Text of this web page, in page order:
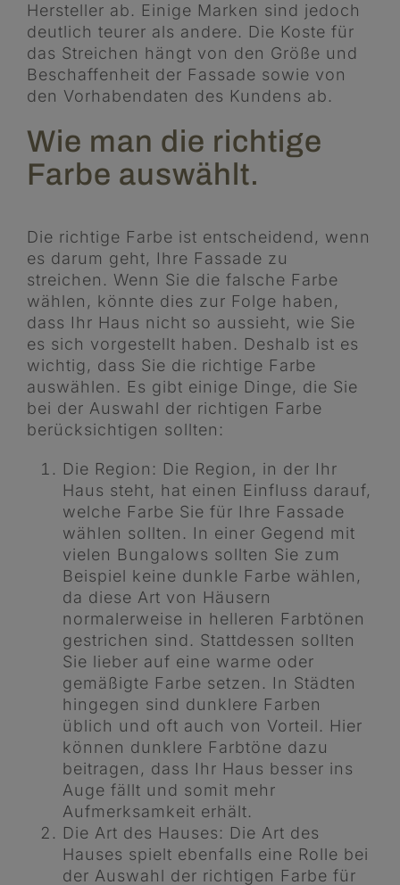
Hersteller ab. Einige Marken sind jedoch
deutlich teurer als andere. Die Koste für
das Streichen hängt von den Größe und
Beschaffenheit der Fassade sowie von
den Vorhabendaten des Kundens ab.
Wie man die richtige
Farbe auswählt.
Die richtige Farbe ist entscheidend, wenn
es darum geht, Ihre Fassade zu
streichen. Wenn Sie die falsche Farbe
wählen, könnte dies zur Folge haben,
dass Ihr Haus nicht so aussieht, wie Sie
es sich vorgestellt haben. Deshalb ist es
wichtig, dass Sie die richtige Farbe
auswählen. Es gibt einige Dinge, die Sie
bei der Auswahl der richtigen Farbe
berücksichtigen sollten:
Die Region: Die Region, in der Ihr
Haus steht, hat einen Einfluss darauf,
welche Farbe Sie für Ihre Fassade
wählen sollten. In einer Gegend mit
vielen Bungalows sollten Sie zum
Beispiel keine dunkle Farbe wählen,
da diese Art von Häusern
normalerweise in helleren Farbtönen
gestrichen sind. Stattdessen sollten
Sie lieber auf eine warme oder
gemäßigte Farbe setzen. In Städten
hingegen sind dunklere Farben
üblich und oft auch von Vorteil. Hier
können dunklere Farbtöne dazu
beitragen, dass Ihr Haus besser ins
Auge fällt und somit mehr
Aufmerksamkeit erhält.
Die Art des Hauses: Die Art des
Hauses spielt ebenfalls eine Rolle bei
der Auswahl der richtigen Farbe für